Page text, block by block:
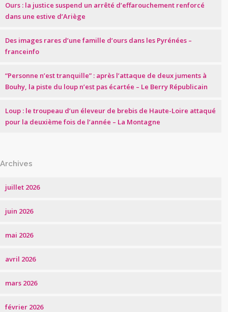
Ours : la justice suspend un arrêté d’effarouchement renforcé
dans une estive d’Ariège
Des images rares d’une famille d’ours dans les Pyrénées –
franceinfo
“Personne n’est tranquille” : après l’attaque de deux juments à
Bouhy, la piste du loup n’est pas écartée – Le Berry Républicain
Loup : le troupeau d’un éleveur de brebis de Haute-Loire attaqué
pour la deuxième fois de l’année – La Montagne
Archives
juillet 2026
juin 2026
mai 2026
avril 2026
mars 2026
février 2026